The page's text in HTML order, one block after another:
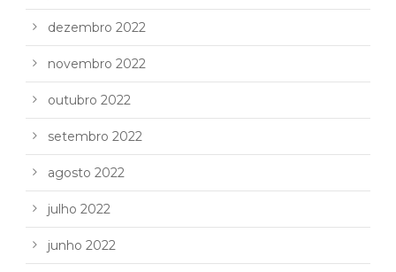
dezembro 2022
novembro 2022
outubro 2022
setembro 2022
agosto 2022
julho 2022
junho 2022